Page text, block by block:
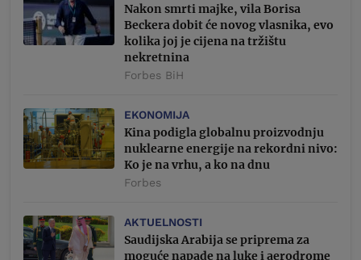
Nakon smrti majke, vila Borisa
Beckera dobit će novog vlasnika, evo
kolika joj je cijena na tržištu
nekretnina
Forbes BiH
EKONOMIJA
Kina podigla globalnu proizvodnju
nuklearne energije na rekordni nivo:
Ko je na vrhu, a ko na dnu
Forbes
AKTUELNOSTI
Saudijska Arabija se priprema za
moguće napade na luke i aerodrome